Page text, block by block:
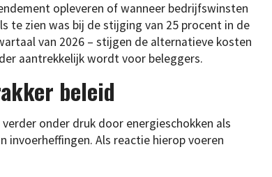
opleveren of wanneer bedrijfswinsten
te zien was bij de stijging van 25 procent in de
van 2026 – stijgen de alternatieve kosten
aantrekkelijk wordt voor beleggers.
beleid
onder druk door energieschokken als
invoerheffingen. Als reactie hierop voeren